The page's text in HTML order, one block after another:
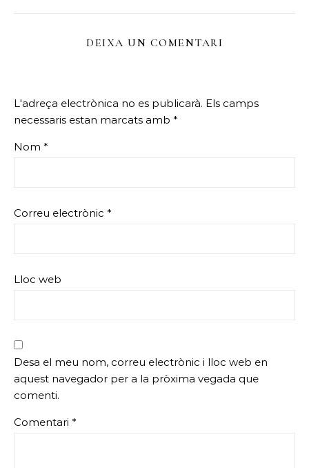
DEIXA UN COMENTARI
L'adreça electrònica no es publicarà. Els camps
necessaris estan marcats amb *
Nom *
Correu electrònic *
Lloc web
Desa el meu nom, correu electrònic i lloc web en
aquest navegador per a la pròxima vegada que
comenti.
Comentari *